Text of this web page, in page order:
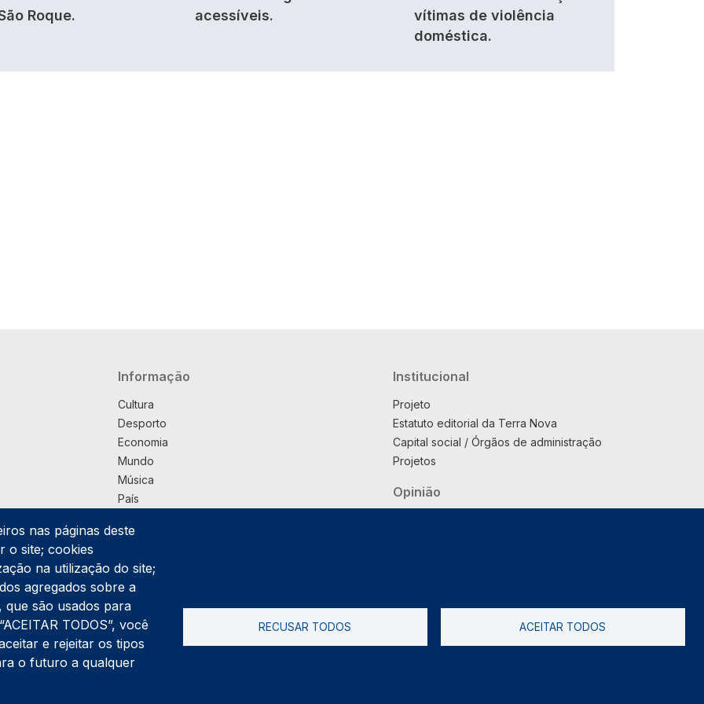
Roque.
acessíveis.
vítimas de violência
doméstica.
Navegação principal
Informação
Cultura
Desporto
Economia
Mundo
Música
País
Praça
Saúde
Sociedade
Institucional
Projeto
Estatuto editorial da Terra Nova
Capital social / Órgãos de administração
Projetos
Opinião
Rodapé Cookies Política de Privacidade Livro de reclamações
nas páginas deste
o site; cookies
na utilização do site;
agregados sobre a
que são usados para
TODOS”, você
e rejeitar os tipos
o futuro a qualquer
RECUSAR TODOS ACEITAR TODOS